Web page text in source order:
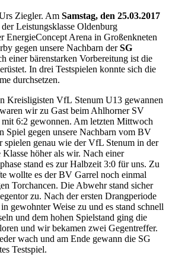
Ziegler. Am Samstag, den 25.03.2017
Leistungsklasse Oldenburg
EnergieConcept Arena in Großenkneten
gegen unsere Nachbarn derSG
einer bärenstarken Vorbereitung ist die
In drei Testspielen konnte sich die
durchsetzen.
Kreisligisten VfL Stenum U13 gewannen
wir zu Gast beim Ahlhorner SV
6:2 gewonnen. Am letzten Mittwoch
Spiel gegen unsere Nachbarn vom BV
spielen genau wie der VfL Stenum in der
höher als wir. Nach einer
stand es zur Halbzeit 3:0 für uns. Zu
wollte es der BV Garrel noch einmal
Torchancen. Die Abwehr stand sicher
zu. Nach der ersten Drangperiode
gewohnter Weise zu und es stand schnell
und dem hohen Spielstand ging die
und wir bekamen zwei Gegentreffer.
wach und am Ende gewann die SG
Testspiel.